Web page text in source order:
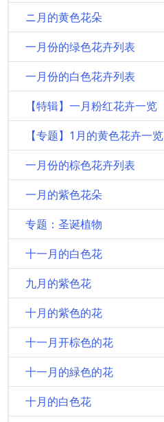
ニ月的黄色花朵
一月份的绿色花卉列表
一月份的白色花卉列表
【特辑】一月粉红花卉一览
【专题】1月的黄色花卉一览
一月份的棕色花卉列表
一月的紫色花朵
专题：圣诞植物
十一月的白色花
九月的紫色花
十月的紫色的花
十一月开棕色的花
十一月的緑色的花
十月的白色花